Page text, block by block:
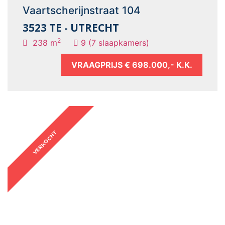
Vaartscherijnstraat 104
3523 TE - UTRECHT
238 m2 9 (7 slaapkamers)
VRAAGPRIJS € 698.000,- K.K.
VERKOCHT